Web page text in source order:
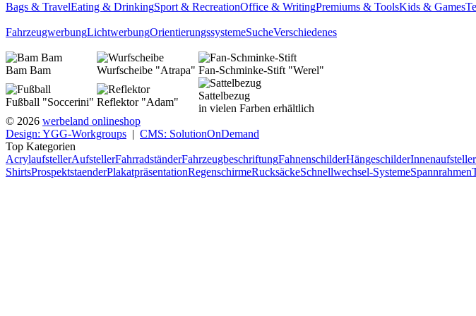
Bags & TravelEating & DrinkingSport & RecreationOffice & WritingPremiums & ToolsKids & Games
FahrzeugwerbungLichtwerbungOrientierungssystemeSucheVerschiedenes
Bam Bam Wurfscheibe "Atrapa" Fan-Schminke-Stift "Werel"
Fußball "Soccerini" Reflektor "Adam"
Sattelbezug
in vielen Farben erhältlich
© 2026 werbeland onlineshop
Design: YGG-Workgroups | CMS: SolutionOnDemand
Top Kategorien
AcrylaufstellerAufstellerFahrradständerFahrzeugbeschriftungFahnenschilderHängeschilderInnenaufsteller
ShirtsProspektstaenderPlakatpräsentationRegenschirmeRucksäckeSchnellwechsel-SystemeSpannrahmen